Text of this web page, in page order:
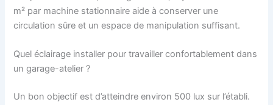
m² par machine stationnaire aide à conserver une
circulation sûre et un espace de manipulation suffisant.
Quel éclairage installer pour travailler confortablement dans
un garage-atelier ?
Un bon objectif est d’atteindre environ 500 lux sur l’établi.